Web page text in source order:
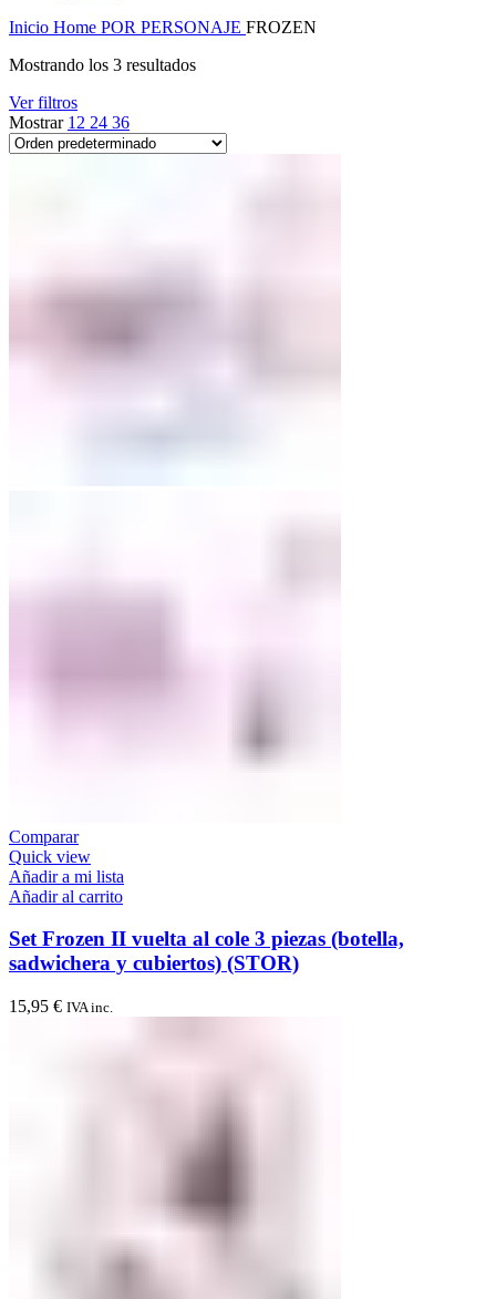
Inicio Home POR PERSONAJE FROZEN
Mostrando los 3 resultados
Ver filtros
Mostrar 12 24 36
Comparar
Quick view
Añadir a mi lista
Añadir al carrito
Set Frozen II vuelta al cole 3 piezas (botella,
sadwichera y cubiertos) (STOR)
15,95 € IVA inc.